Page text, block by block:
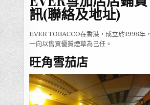
訊(聯絡及地址)
EVER TOBACCO在香港，成立於1998年，
一向以售買優質煙草為己任。
旺角雪茄店